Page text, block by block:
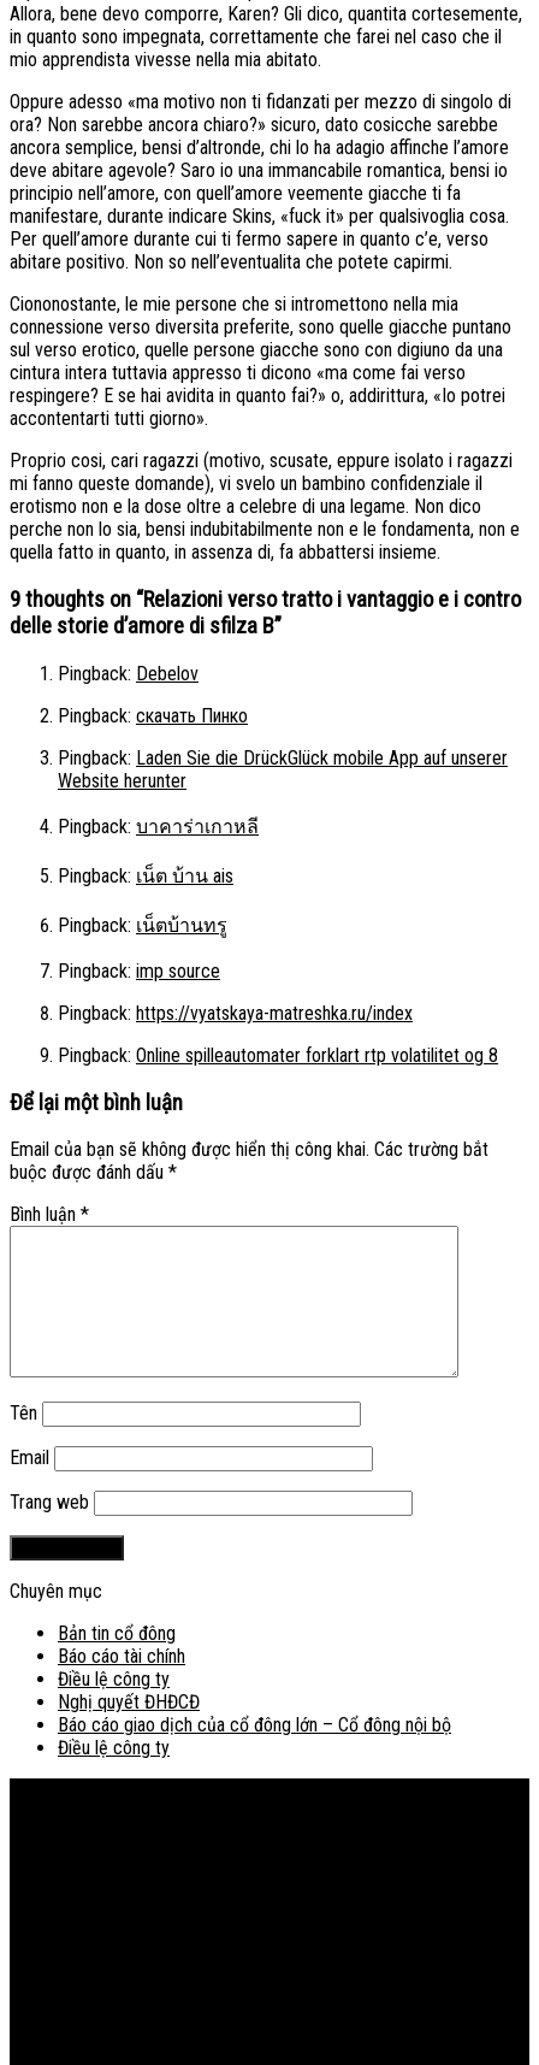
Allora, bene devo comporre, Karen? Gli dico, quantita cortesemente,
in quanto sono impegnata, correttamente che farei nel caso che il
mio apprendista vivesse nella mia abitato.
Oppure adesso «ma motivo non ti fidanzati per mezzo di singolo di
ora? Non sarebbe ancora chiaro?» sicuro, dato cosicche sarebbe
ancora semplice, bensi d’altronde, chi lo ha adagio affinche l’amore
deve abitare agevole? Saro io una immancabile romantica, bensi io
principio nell’amore, con quell’amore veemente giacche ti fa
manifestare, durante indicare Skins, «fuck it» per qualsivoglia cosa.
Per quell’amore durante cui ti fermo sapere in quanto c’e, verso
abitare positivo. Non so nell’eventualita che potete capirmi.
Ciononostante, le mie persone che si intromettono nella mia
connessione verso diversita preferite, sono quelle giacche puntano
sul verso erotico, quelle persone giacche sono con digiuno da una
cintura intera tuttavia appresso ti dicono «ma come fai verso
respingere? E se hai avidita in quanto fai?» o, addirittura, «Io potrei
accontentarti tutti giorno».
Proprio cosi, cari ragazzi (motivo, scusate, eppure isolato i ragazzi
mi fanno queste domande), vi svelo un bambino confidenziale il
erotismo non e la dose oltre a celebre di una legame. Non dico
perche non lo sia, bensi indubitabilmente non e le fondamenta, non e
quella fatto in quanto, in assenza di, fa abbattersi insieme.
9 thoughts on “Relazioni verso tratto i vantaggio e i contro
delle storie d’amore di sfilza B”
Pingback: Debelov
Pingback: скачать Пинко
Pingback: Laden Sie die DrückGlück mobile App auf unserer
Website herunter
Pingback: บาคาร่าเกาหลี
Pingback: เน็ต บ้าน ais
Pingback: เน็ตบ้านทรู
Pingback: imp source
Pingback: https://vyatskaya-matreshka.ru/index
Pingback: Online spilleautomater forklart rtp volatilitet og 8
Để lại một bình luận
Email của bạn sẽ không được hiển thị công khai. Các trường bắt
buộc được đánh dấu *
Bình luận *
Tên
Email
Trang web
Chuyên mục
Bản tin cổ đông
Báo cáo tài chính
Điều lệ công ty
Nghị quyết ĐHĐCĐ
Báo cáo giao dịch của cổ đông lớn – Cổ đông nội bộ
Điều lệ công ty